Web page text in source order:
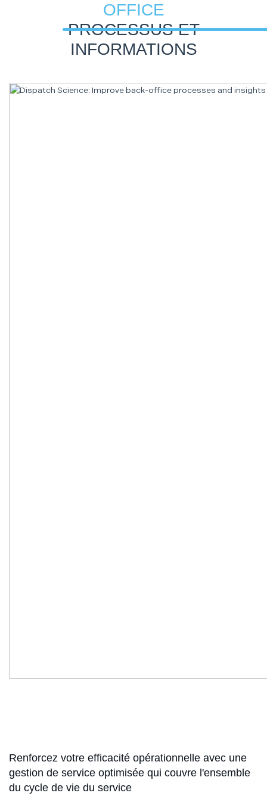
OFFICE
PROCESSUS ET
INFORMATIONS
Renforcez votre efficacité opérationnelle avec une
gestion de service optimisée qui couvre l'ensemble
du cycle de vie du service